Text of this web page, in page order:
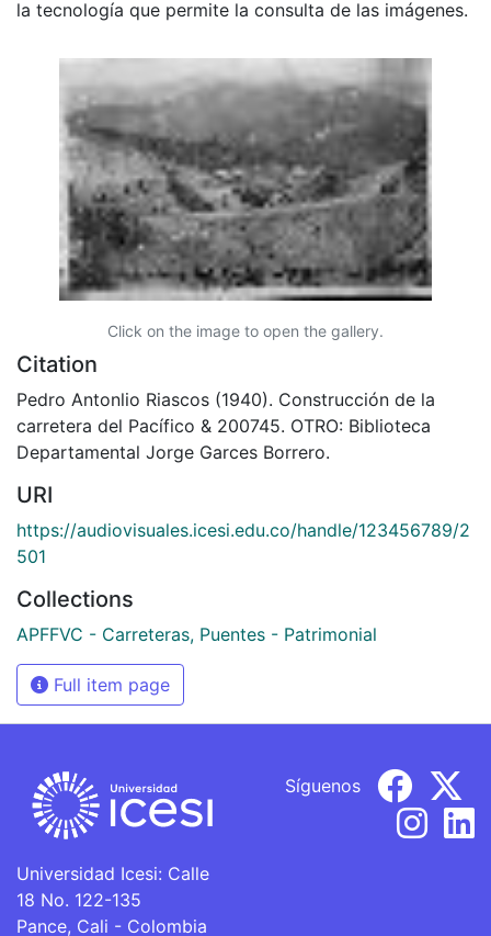
la tecnología que permite la consulta de las imágenes.
Click on the image to open the gallery.
Citation
Pedro Antonlio Riascos (1940). Construcción de la
carretera del Pacífico & 200745. OTRO: Biblioteca
Departamental Jorge Garces Borrero.
URI
https://audiovisuales.icesi.edu.co/handle/123456789/2
501
Collections
APFFVC - Carreteras, Puentes - Patrimonial
Full item page
Universidad Icesi: Calle
18 No. 122-135
Pance, Cali - Colombia
Síguenos